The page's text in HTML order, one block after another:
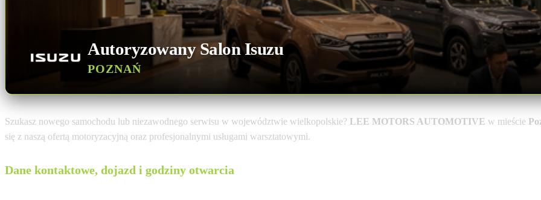
Autoryzowany Salon Isuzu
POZNAŃ
Szukasz nowego samochodu lub niezawodnego serwisu w województwie wielkopolskie? LEE MOTORS AUTOMOTIVE w mieście
się z naszą ofertą motoryzacyjną oraz profesjonalnymi usługami warsztatowymi.
Dane kontaktowe, dojazd i godziny otwarcia